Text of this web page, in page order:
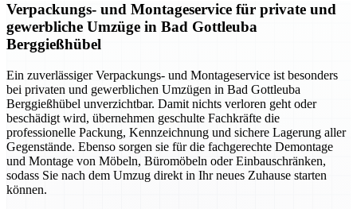
Verpackungs- und Montageservice für private und
gewerbliche Umzüge in Bad Gottleuba
Berggießhübel
Ein zuverlässiger Verpackungs- und Montageservice ist besonders
bei privaten und gewerblichen Umzügen in Bad Gottleuba
Berggießhübel unverzichtbar. Damit nichts verloren geht oder
beschädigt wird, übernehmen geschulte Fachkräfte die
professionelle Packung, Kennzeichnung und sichere Lagerung aller
Gegenstände. Ebenso sorgen sie für die fachgerechte Demontage
und Montage von Möbeln, Büromöbeln oder Einbauschränken,
sodass Sie nach dem Umzug direkt in Ihr neues Zuhause starten
können.